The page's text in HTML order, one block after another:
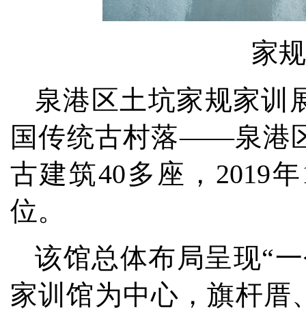
家
泉港区土坑家规家训
国传统古村落——泉港
古建筑40多座，2019
位。
该馆总体布局呈现“
家训馆为中心，旗杆厝